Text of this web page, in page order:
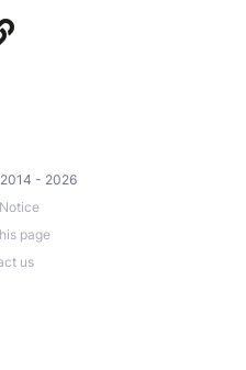
- 2026
page
us